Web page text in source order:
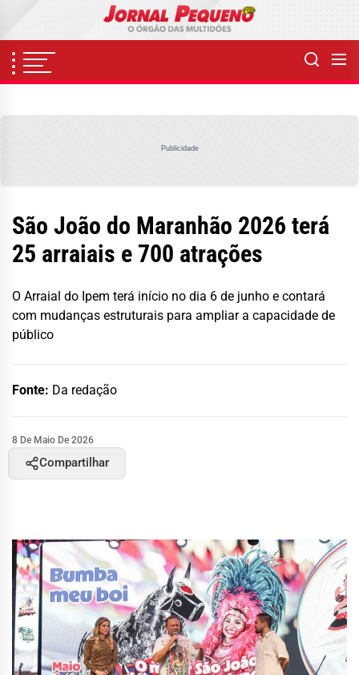
content
Publicidade
São João do Maranhão 2026 terá
25 arraiais e 700 atrações
O Arraial do Ipem terá início no dia 6 de junho e contará
com mudanças estruturais para ampliar a capacidade de
público
Fonte: Da redação
8 De Maio De 2026
Compartilhar